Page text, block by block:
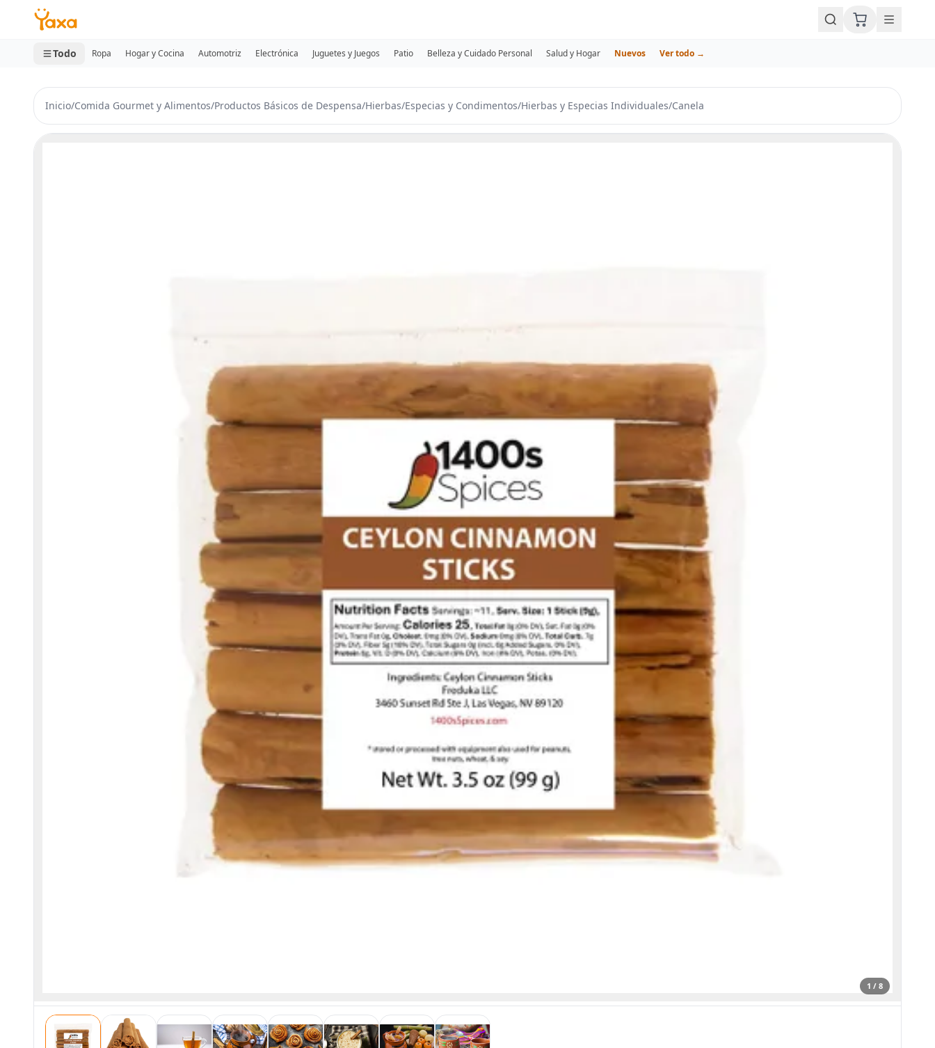
MINI CARRITO
0 productos
Todo Ropa Hogar y Cocina Automotriz Electrónica Juguetes y Juegos Patio Belleza y Cuidado Personal Salud y Hogar Nuevos Ver todo →
Inicio/Comida Gourmet y Alimentos/Productos Básicos de Despensa/Hierbas/Especias y Condimentos/Hierbas y Especias Individuales/Canela
1 / 8